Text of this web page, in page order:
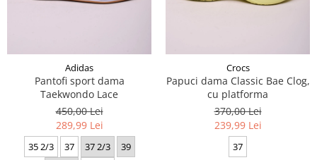
Adidas
Pantofi sport dama
Taekwondo Lace
450,00 Lei
289,99 Lei
35 2/3 37 37 2/3
39
Crocs
Papuci dama Classic Bae Clog,
cu platforma
370,00 Lei
239,99 Lei
37